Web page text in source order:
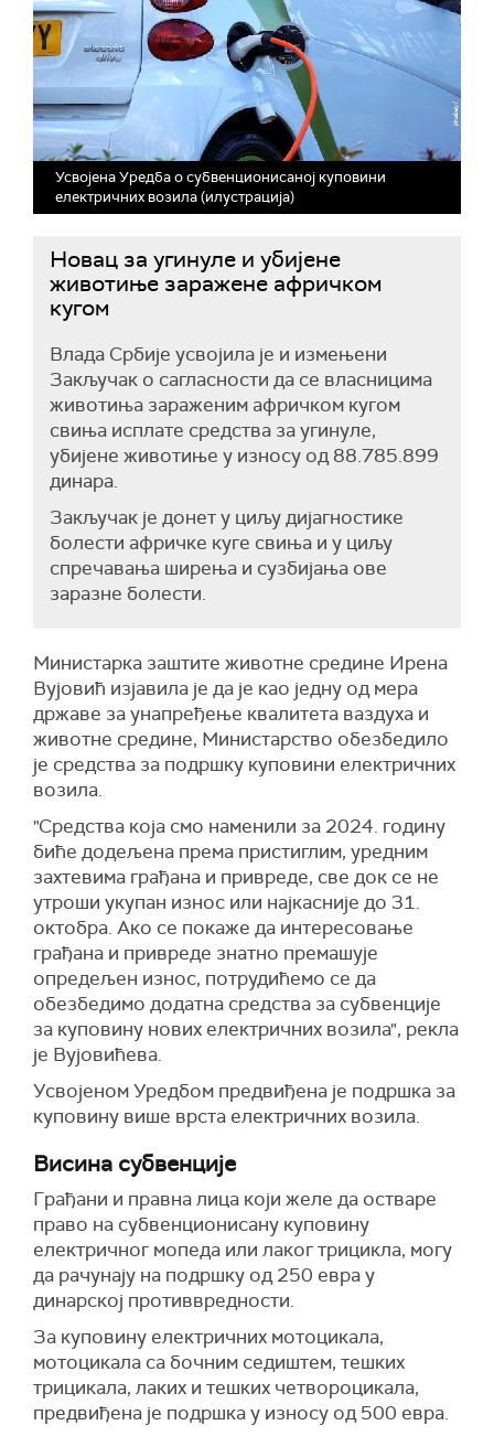
Усвојена Уредба о субвенционисаној куповини
електричних возила (илустрација)
Новац за угинуле и убијене
животиње заражене афричком
кугом
Влада Србије усвојила је и измењени
Закључак о сагласности да се власницима
животиња зараженим афричком кугом
свиња исплате средства за угинуле,
убијене животиње у износу од 88.785.899
динара.
Закључак је донет у циљу дијагностике
болести афричке куге свиња и у циљу
спречавања ширења и сузбијања ове
заразне болести.
Министарка заштите животне средине Ирена
Вујовић изјавила је да је као једну од мера
државе за унапређење квалитета ваздуха и
животне средине, Министарство обезбедило
је средства за подршку куповини електричних
возила.
"Средства која смо наменили за 2024. годину
биће додељена према пристиглим, уредним
захтевима грађана и привреде, све док се не
утроши укупан износ или најкасније до 31.
октобра. Ако се покаже да интересовање
грађана и привреде знатно премашује
опредељен износ, потрудићемо се да
обезбедимо додатна средства за субвенције
за куповину нових електричних возила", рекла
је Вујовићева.
Усвојеном Уредбом предвиђена је подршка за
куповину више врста електричних возила.
Висина субвенције
Грађани и правна лица који желе да остваре
право на субвенционисану куповину
електричног мопеда или лаког трицикла, могу
да рачунају на подршку од 250 евра у
динарској противвредности.
За куповину електричних мотоцикала,
мотоцикала са бочним седиштем, тешких
трицикала, лаких и тешких четвороцикала,
предвиђена је подршка у износу од 500 евра.